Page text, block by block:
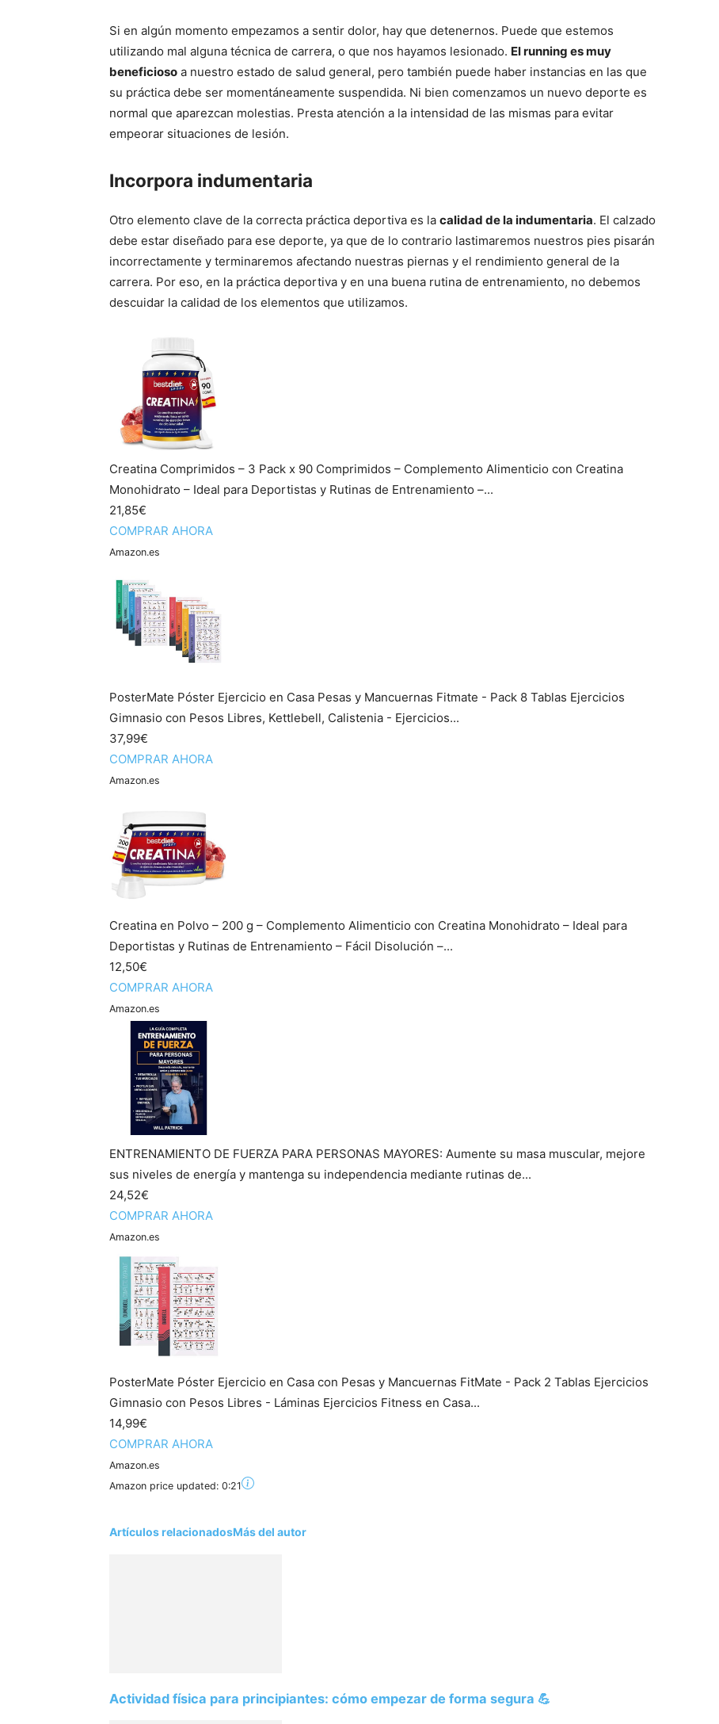
Si en algún momento empezamos a sentir dolor, hay que detenernos. Puede que estemos
utilizando mal alguna técnica de carrera, o que nos hayamos lesionado. El running es muy
beneficioso a nuestro estado de salud general, pero también puede haber instancias en las que
su práctica debe ser momentáneamente suspendida. Ni bien comenzamos un nuevo deporte es
normal que aparezcan molestias. Presta atención a la intensidad de las mismas para evitar
empeorar situaciones de lesión.
Incorpora indumentaria
Otro elemento clave de la correcta práctica deportiva es la calidad de la indumentaria. El calzado
debe estar diseñado para ese deporte, ya que de lo contrario lastimaremos nuestros pies pisarán
incorrectamente y terminaremos afectando nuestras piernas y el rendimiento general de la
carrera. Por eso, en la práctica deportiva y en una buena rutina de entrenamiento, no debemos
descuidar la calidad de los elementos que utilizamos.
Creatina Comprimidos – 3 Pack x 90 Comprimidos – Complemento Alimenticio con Creatina
Monohidrato – Ideal para Deportistas y Rutinas de Entrenamiento –...
21,85€
COMPRAR AHORA
Amazon.es
PosterMate Póster Ejercicio en Casa Pesas y Mancuernas Fitmate - Pack 8 Tablas Ejercicios
Gimnasio con Pesos Libres, Kettlebell, Calistenia - Ejercicios...
37,99€
COMPRAR AHORA
Amazon.es
Creatina en Polvo – 200 g – Complemento Alimenticio con Creatina Monohidrato – Ideal para
Deportistas y Rutinas de Entrenamiento – Fácil Disolución –...
12,50€
COMPRAR AHORA
Amazon.es
ENTRENAMIENTO DE FUERZA PARA PERSONAS MAYORES: Aumente su masa muscular, mejore
sus niveles de energía y mantenga su independencia mediante rutinas de...
24,52€
COMPRAR AHORA
Amazon.es
PosterMate Póster Ejercicio en Casa con Pesas y Mancuernas FitMate - Pack 2 Tablas Ejercicios
Gimnasio con Pesos Libres - Láminas Ejercicios Fitness en Casa...
14,99€
COMPRAR AHORA
Amazon.es
Amazon price updated: 0:21
Artículos relacionadosMás del autor
Actividad física para principiantes: cómo empezar de forma segura 💪